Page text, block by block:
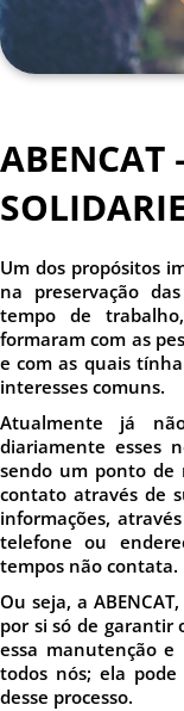
ABENCAT
Um dos propósitos
na preservação
tempo de
formaram com as
e com as quais
interesses comuns.
Atualmente já
diariamente esses
sendo um ponto de
contato através de
informações,
telefone ou
tempos não contata.
Ou seja, a
por si só de garantir
essa manutenção e
todos nós; ela
desse processo.